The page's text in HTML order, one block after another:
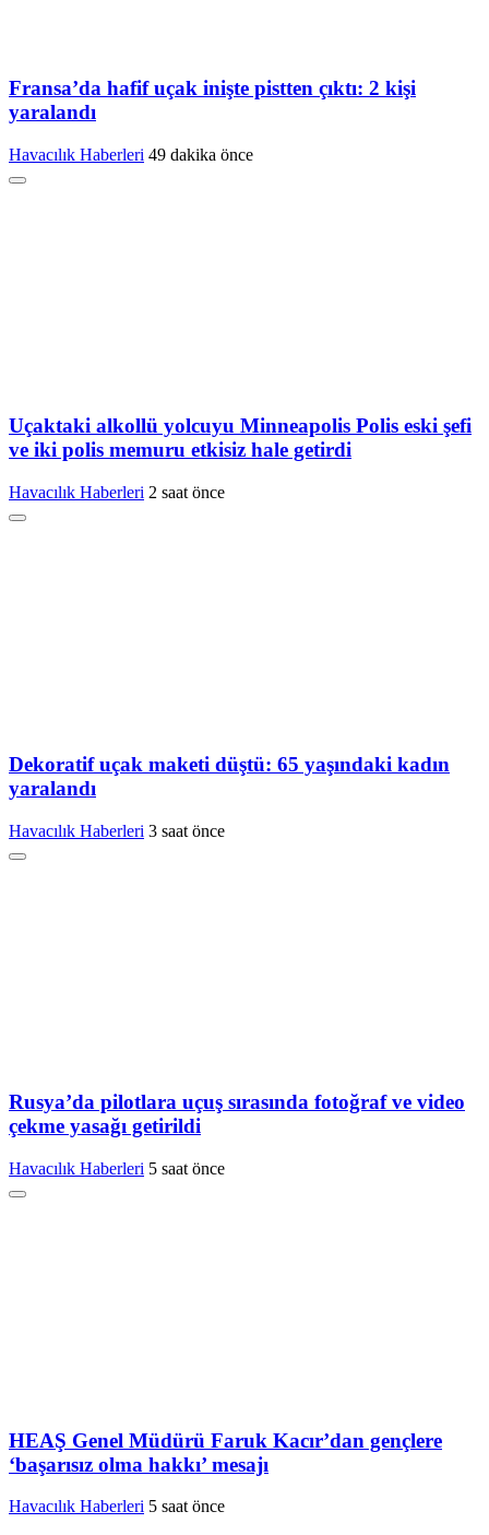
Fransa’da hafif uçak inişte pistten çıktı: 2 kişi
yaralandı
Havacılık Haberleri 49 dakika önce
Uçaktaki alkollü yolcuyu Minneapolis Polis eski şefi
ve iki polis memuru etkisiz hale getirdi
Havacılık Haberleri 2 saat önce
Dekoratif uçak maketi düştü: 65 yaşındaki kadın
yaralandı
Havacılık Haberleri 3 saat önce
Rusya’da pilotlara uçuş sırasında fotoğraf ve video
çekme yasağı getirildi
Havacılık Haberleri 5 saat önce
HEAŞ Genel Müdürü Faruk Kacır’dan gençlere
‘başarısız olma hakkı’ mesajı
Havacılık Haberleri 5 saat önce